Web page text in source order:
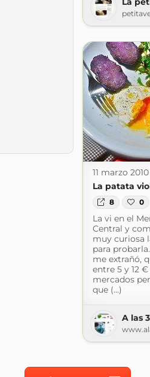
11 marzo 2010
La patata
8 0
La vi en el
Central y
muy curiosa
para
me extrañó,
entre 5 y 12
mercados
que (...)
A las